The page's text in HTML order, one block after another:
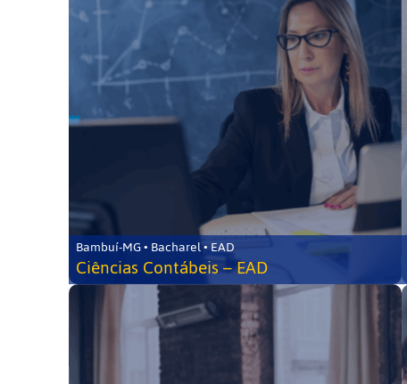
Bambuí-MG • Bacharel • EAD
Ciências Contábeis – EAD